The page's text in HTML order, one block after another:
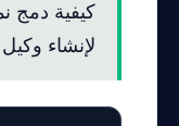
كيفية دمج نماذج
لإنشاء وكيل